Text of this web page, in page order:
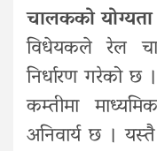
चालकको योग्यता
विधेयकले रेल
निर्धारण गरेको
कम्तीमा
अनिवार्य छ । यस्तै